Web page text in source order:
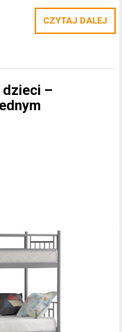
CZYTAJ DALEJ
dzieci –